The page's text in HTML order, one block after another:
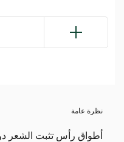
نظرة عامة
أطواق رأس تثبت الشعر